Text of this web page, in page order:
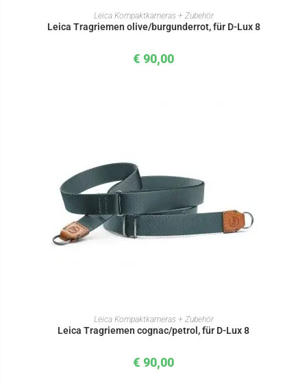
IN DEN WARENKORB
Leica Kompaktkameras + Zubehör
Leica Tragriemen olive/burgunderrot, für D-Lux 8
€ 90,00
IN DEN WARENKORB
Leica Kompaktkameras + Zubehör
Leica Tragriemen cognac/petrol, für D-Lux 8
€ 90,00